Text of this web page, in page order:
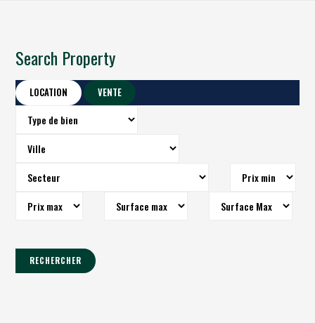
Search Property
LOCATION VENTE
RECHERCHER